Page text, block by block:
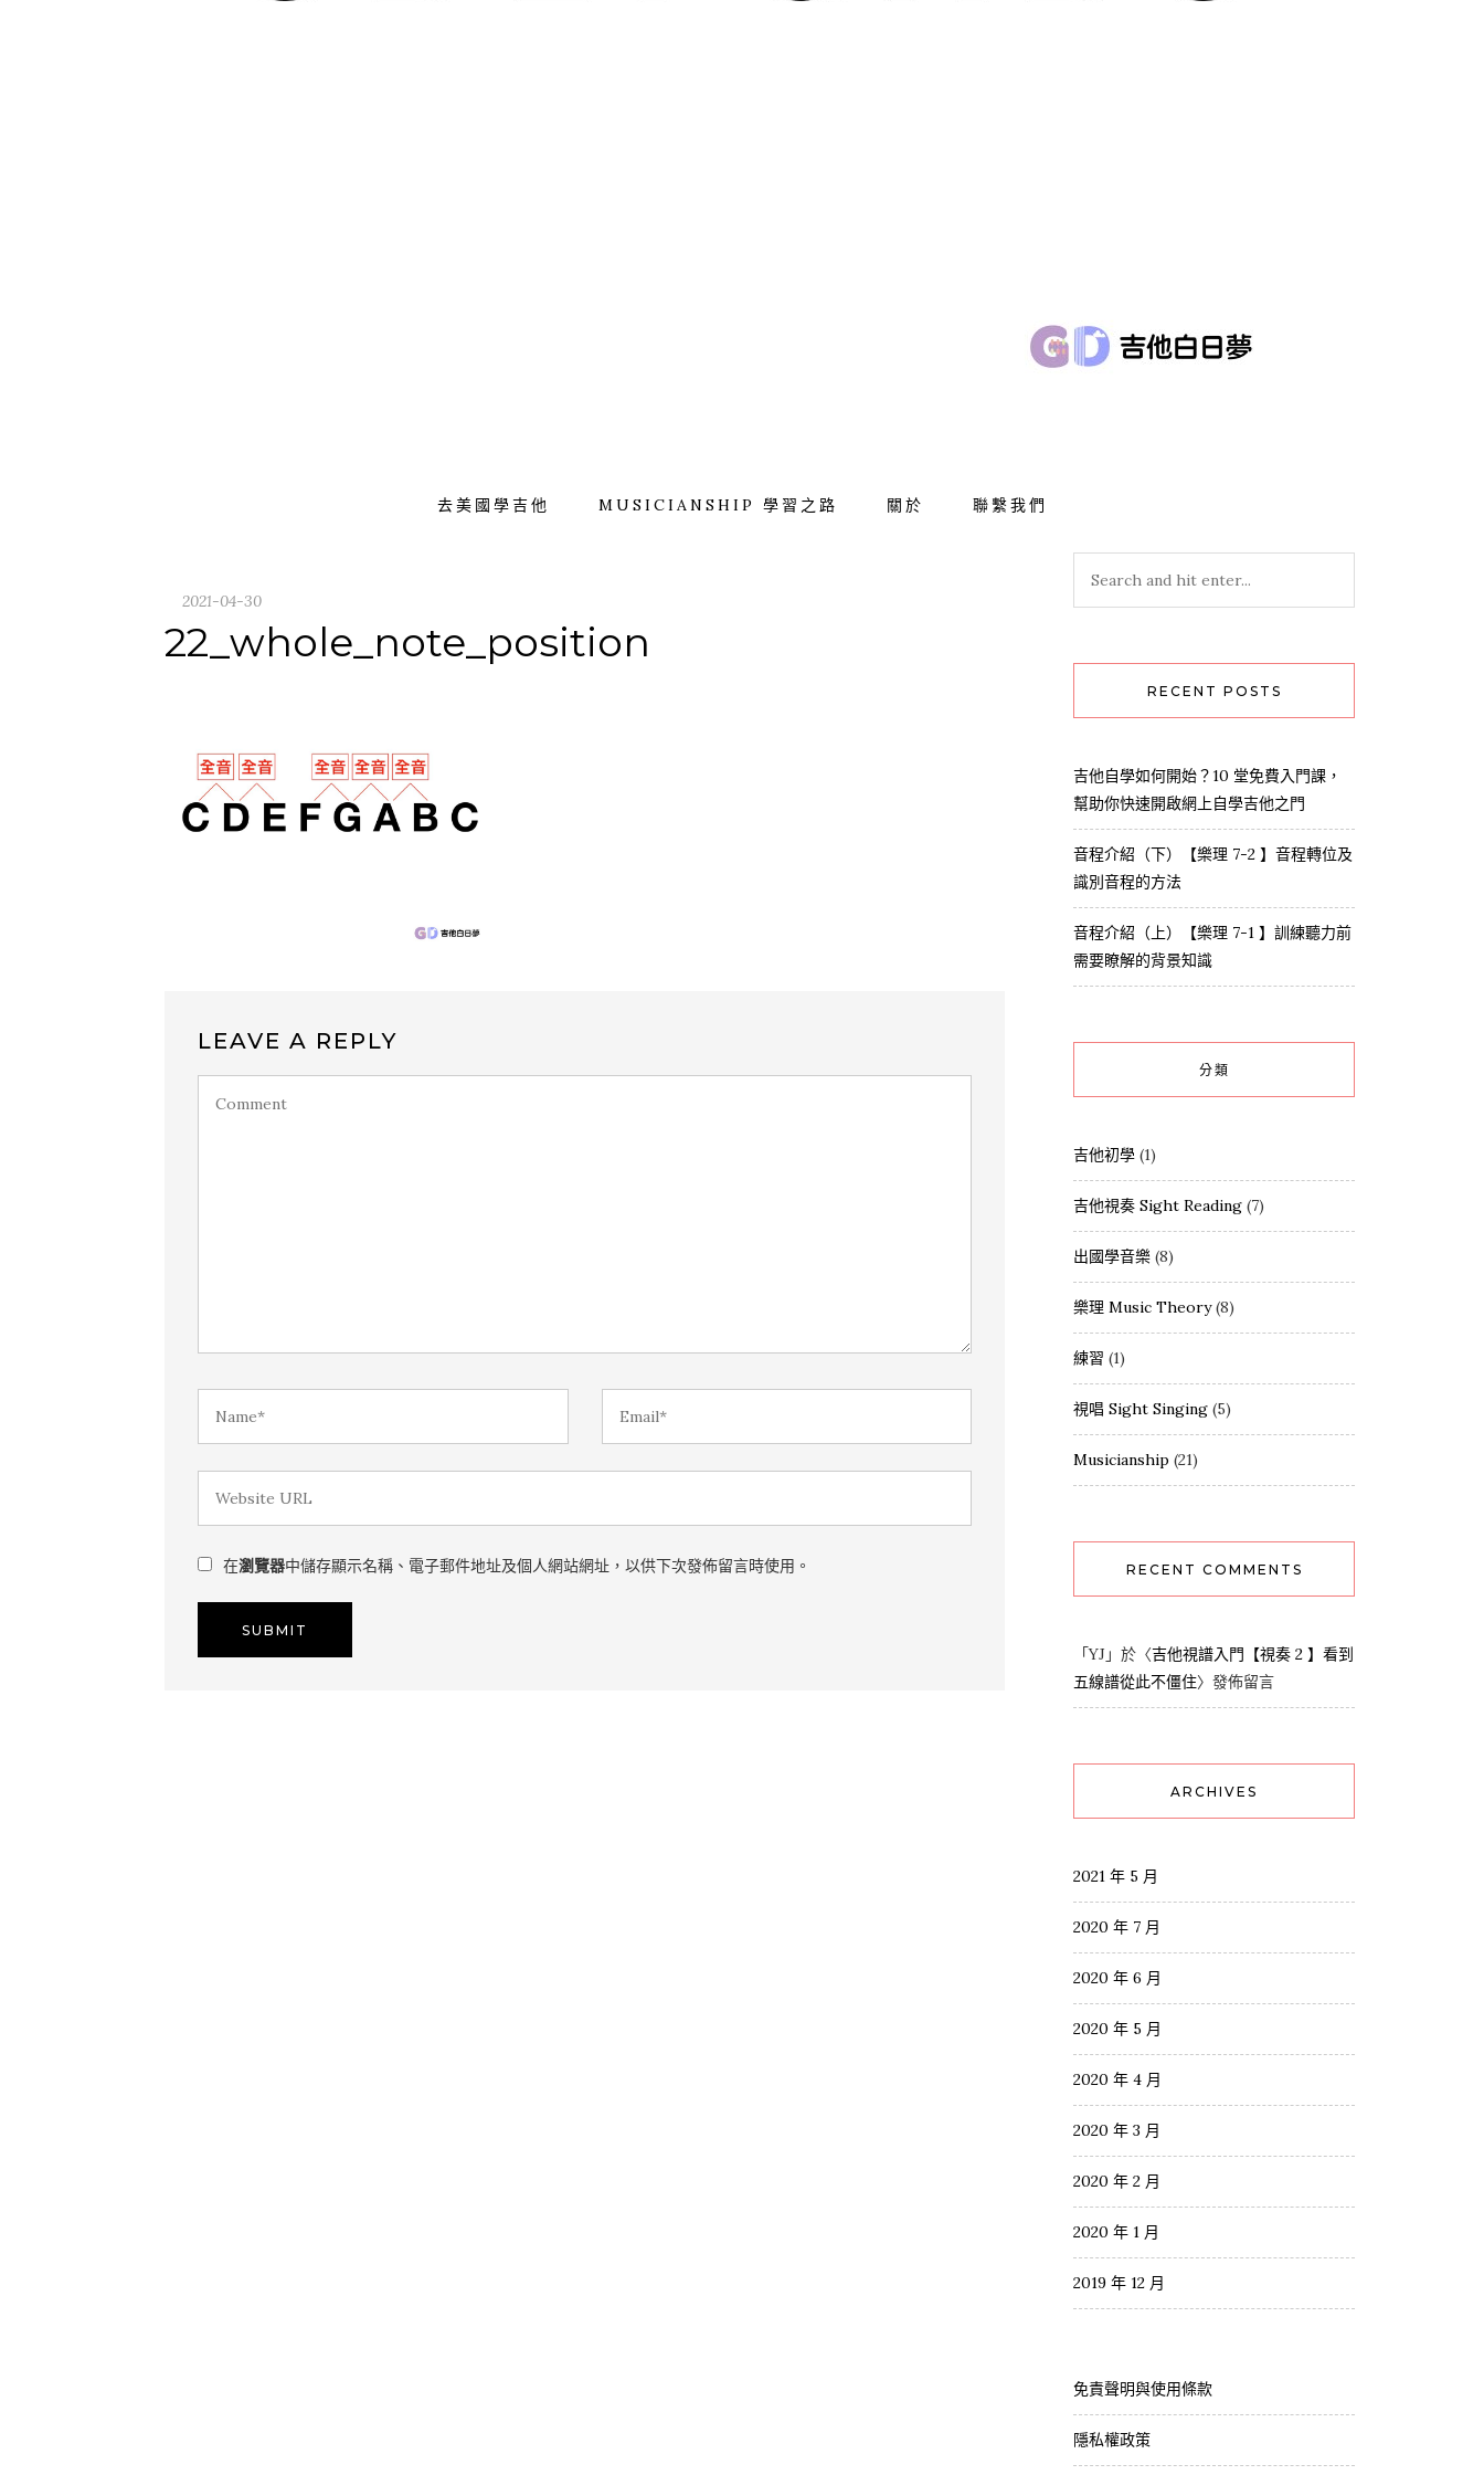
去美國學吉他 MUSICIANSHIP 學習之路 關於 聯繫我們
2021-04-30
22_whole_note_position
LEAVE A REPLY
在瀏覽器中儲存顯示名稱、電子郵件地址及個人網站網址，以供下次發佈留言時使用。
RECENT POSTS
吉他自學如何開始？10 堂免費入門課，
幫助你快速開啟網上自學吉他之門
音程介紹（下）【樂理 7-2 】音程轉位及
識別音程的方法
音程介紹（上）【樂理 7-1 】訓練聽力前
需要瞭解的背景知識
分類
吉他初學 (1)
吉他視奏 Sight Reading (7)
出國學音樂 (8)
樂理 Music Theory(8)
練習 (1)
視唱 Sight Singing (5)
Musicianship (21)
RECENT COMMENTS
「YJ 」於〈吉他視譜入門【視奏 2 】看到
五線譜從此不僵住〉發佈留言
ARCHIVES
2021 年 5 月
2020 年 7 月
2020 年 6 月
2020 年 5 月
2020 年 4 月
2020 年 3 月
2020 年 2 月
2020 年 1 月
2019 年 12 月
免責聲明與使用條款
隱私權政策